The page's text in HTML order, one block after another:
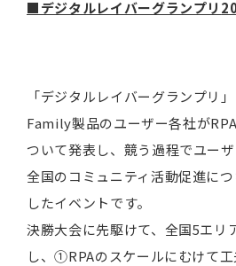
■デジタルレイバーグランプリ
「デジタルレイバーグランプリ
Family製品のユーザー各社が
ついて発表し、競う過程でユーザ
全国のコミュニティ活動促進に
したイベントです。
決勝大会に先駆けて、全国5エリ
し、①RPAのスケールにむけて